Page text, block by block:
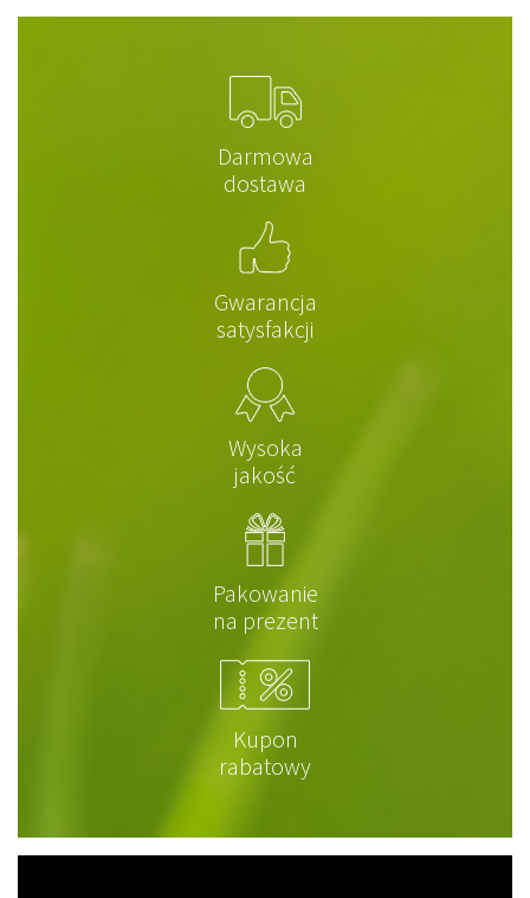
Darmowa
dostawa
Gwarancja
satysfakcji
Wysoka
jakość
Pakowanie
na prezent
Kupon
rabatowy